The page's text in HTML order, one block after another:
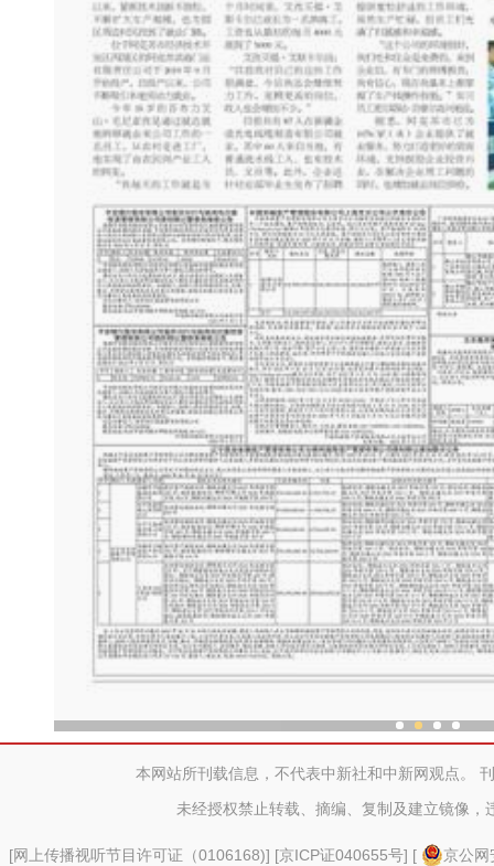
本网站所刊载信息，不代表中新社和中新网观点。
未经授权禁止转载、摘编、复制及建立镜像，
[网上传播视听节目许可证（0106168)] [京ICP证040655号] [
京公